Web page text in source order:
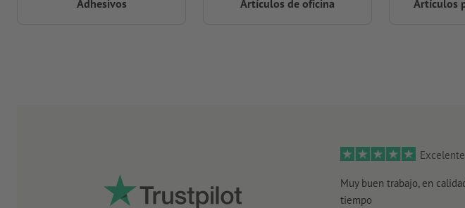
Excelente
Muy buen trabajo, en
tiempo
Adhesivos Artículos de oficina Artículos